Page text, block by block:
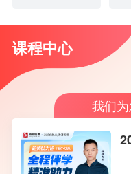
课程中心
我们